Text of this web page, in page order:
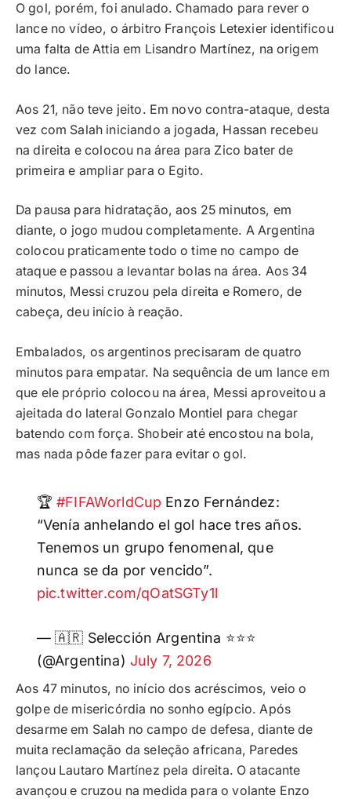
O gol, porém, foi anulado. Chamado para rever o
lance no vídeo, o árbitro François Letexier identificou
uma falta de Attia em Lisandro Martínez, na origem
do lance.
Aos 21, não teve jeito. Em novo contra-ataque, desta
vez com Salah iniciando a jogada, Hassan recebeu
na direita e colocou na área para Zico bater de
primeira e ampliar para o Egito.
Da pausa para hidratação, aos 25 minutos, em
diante, o jogo mudou completamente. A Argentina
colocou praticamente todo o time no campo de
ataque e passou a levantar bolas na área. Aos 34
minutos, Messi cruzou pela direita e Romero, de
cabeça, deu início à reação.
Embalados, os argentinos precisaram de quatro
minutos para empatar. Na sequência de um lance em
que ele próprio colocou na área, Messi aproveitou a
ajeitada do lateral Gonzalo Montiel para chegar
batendo com força. Shobeir até encostou na bola,
mas nada pôde fazer para evitar o gol.
🏆#FIFAWorldCup Enzo Fernández:
“Venía anhelando el gol hace tres años.
Tenemos un grupo fenomenal, que
nunca se da por vencido”.
pic.twitter.com/qOatSGTy1l
— 🇦🇷 Selección Argentina ⭐⭐⭐
(@Argentina) July 7, 2026
Aos 47 minutos, no início dos acréscimos, veio o
golpe de misericórdia no sonho egípcio. Após
desarme em Salah no campo de defesa, diante de
muita reclamação da seleção africana, Paredes
lançou Lautaro Martínez pela direita. O atacante
avançou e cruzou na medida para o volante Enzo